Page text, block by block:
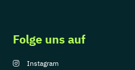
Folge uns auf
Instagram